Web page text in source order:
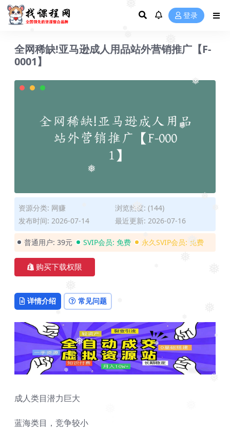
❅ ❅
❅
❅
❅
❅
❅
❅
❅
❅
❅
❅
❅
❅
❅
❅
登录
全网稀缺!亚马逊成人用品站外营销推广【F-
0001】
资源分类: 网赚
浏览热度: (144)
发布时间: 2026-07-14
最近更新: 2026-07-16
普通用户: 39元 SVIP会员: 免费 永久SVIP会员: 免费
购买下载权限
详情介绍 常见问题
成人类目潜力巨大
蓝海类目，竞争较小